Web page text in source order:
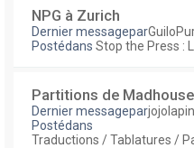
NPG à Zurich
Dernier messagepar
Postédans Stop the Press :
Partitions de Madhouse
Dernier messageparjojolapin
Postédans
Traductions / Tablatures /